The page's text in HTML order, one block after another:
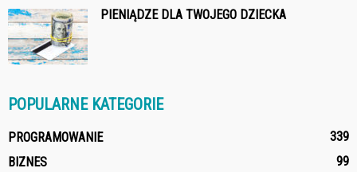
PIENIĄDZE DLA TWOJEGO DZIECKA
POPULARNE KATEGORIE
PROGRAMOWANIE
339
BIZNES
99